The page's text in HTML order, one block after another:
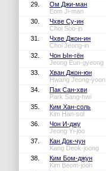
29.
Ом Джи-ман
Eom Ji-man
30.
Чхве Су-ин
Choi Soo-in
31.
Чхве Джон-ин
Choi Jeong-in
32.
Чон Ын-гён
Jeong Eun-gyeong
33.
Хван Джон-юн
Hwang Jeong-yoon
34.
Пак Сан-хви
Park Sang-hwi
35.
Ким Хан-соль
Kim Han-sol
36.
Чон И-джу
Jeong Yi-joo
37.
Кан Док-чун
Kang Deok-joong
38.
Ким Бом-джун
Kim Beom-joon